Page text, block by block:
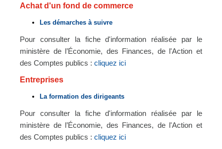
Achat d'un fond de commerce
Les démarches à suivre
Pour consulter la fiche d'information réalisée par le
ministère de l’Économie, des Finances, de l'Action et
des Comptes publics : cliquez ici
Entreprises
La formation des dirigeants
Pour consulter la fiche d'information réalisée par le
ministère de l’Économie, des Finances, de l'Action et
des Comptes publics : cliquez ici